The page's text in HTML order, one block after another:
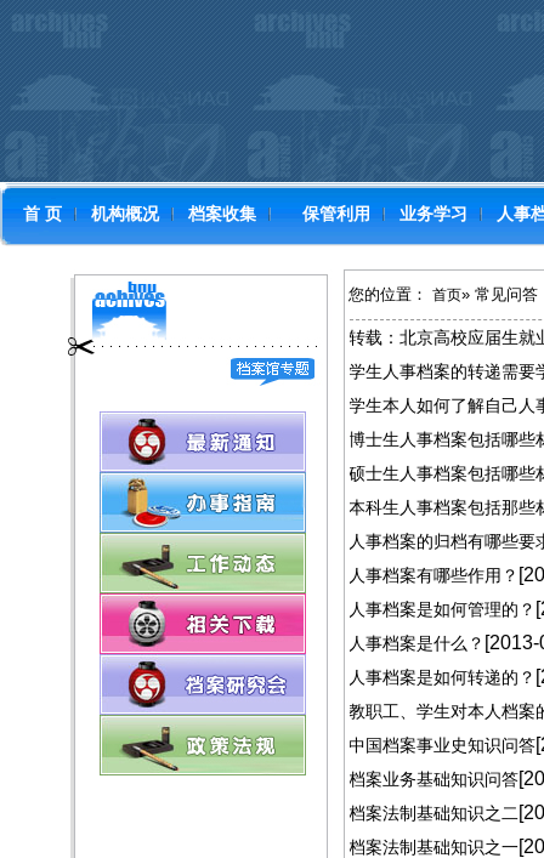
首 页 机构概况 档案收集 保管利用 业务学习 人事
您的位置：首页» 常见问答
转载：北京高校应届生就
学生人事档案的转递需要
学生本人如何了解自己人
博士生人事档案包括哪些
硕士生人事档案包括哪些
本科生人事档案包括那些
人事档案的归档有哪些要
人事档案有哪些作用？
人事档案是如何管理的？
人事档案是什么？
人事档案是如何转递的？
教职工、学生对本人档案
中国档案事业史知识问答
档案业务基础知识问答
档案法制基础知识之二
档案法制基础知识之一